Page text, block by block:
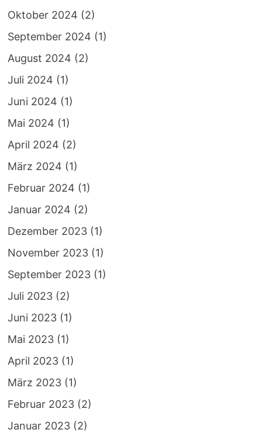
Oktober 2024 (2)
September 2024 (1)
August 2024 (2)
Juli 2024 (1)
Juni 2024 (1)
Mai 2024 (1)
April 2024 (2)
März 2024 (1)
Februar 2024 (1)
Januar 2024 (2)
Dezember 2023(1)
November 2023(1)
September 2023(1)
Juli 2023(2)
Juni 2023(1)
Mai 2023(1)
April 2023(1)
März 2023(1)
Februar 2023(2)
Januar 2023(2)